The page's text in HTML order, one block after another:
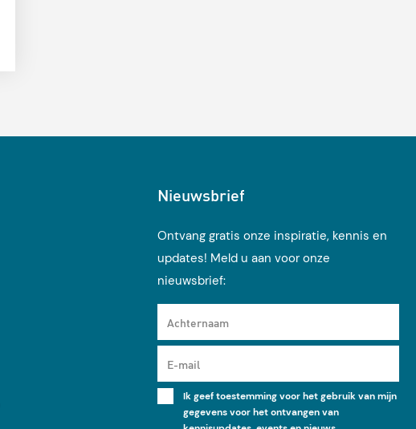
Nieuwsbrief
Ontvang gratis onze inspiratie, kennis en
updates! Meld u aan voor onze
nieuwsbrief:
Achternaam
E-mail
Ik geef toestemming voor het gebruik van mijn
gegevens voor het ontvangen van